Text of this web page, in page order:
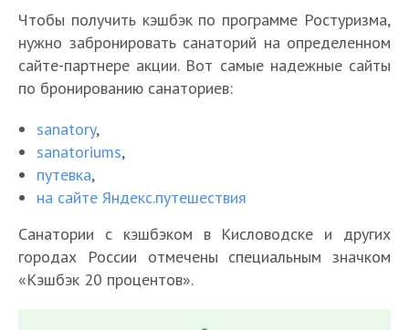
Чтобы получить кэшбэк по программе Ростуризма,
нужно забронировать санаторий на определенном
сайте-партнере акции. Вот самые надежные сайты
по бронированию санаториев:
sanatory,
sanatoriums,
путевка,
на сайте Яндекс.путешествия
Санатории с кэшбэком в Кисловодске и других
городах России отмечены специальным значком
«Кэшбэк 20 процентов».